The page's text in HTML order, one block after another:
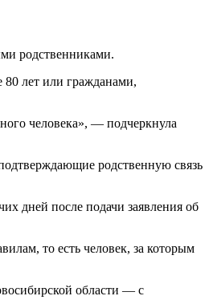
родственниками.
80 лет или гражданами,
человека», — подчеркнула
родственную связь
дней после подачи заявления об
то есть человек, за которым
области — с